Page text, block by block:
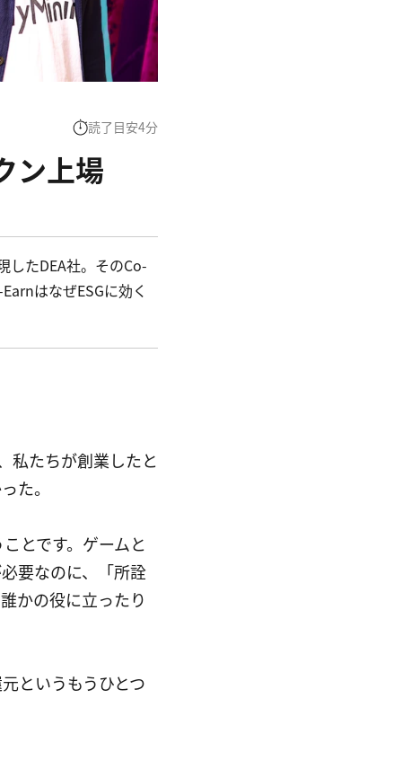
読了目安4分
ン上場
したDEA社。そのCo-
はなぜESGに効く
私たちが創業したと
た。
とです。ゲームと
要なのに、「所詮
かの役に立ったり
というもうひとつ